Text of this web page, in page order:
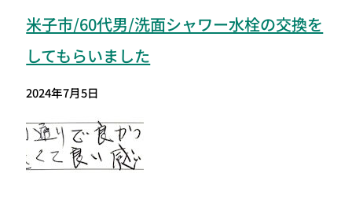
米子市/60代男/洗面シャワー水栓の交換を
してもらいました
2024年7月5日